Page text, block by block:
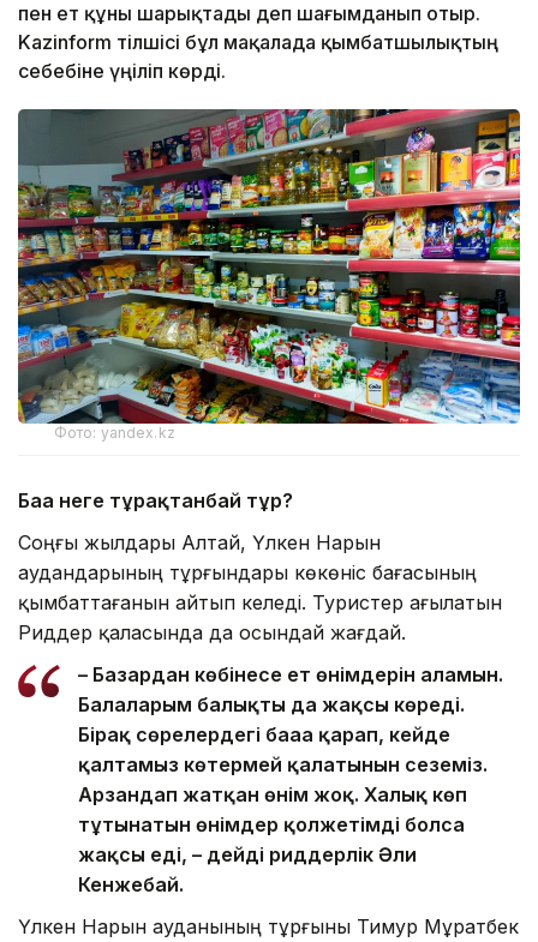
пен ет құны шарықтады деп шағымданып отыр.
Kazinform тілшісі бұл мақалада қымбатшылықтың
себебіне үңіліп көрді.
Фото: yandex.kz
Баға неге тұрақтанбай тұр?
Соңғы жылдары Алтай, Үлкен Нарын
аудандарының тұрғындары көкөніс бағасының
қымбаттағанын айтып келеді. Туристер ағылатын
Риддер қаласында да осындай жағдай.
– Базардан көбінесе ет өнімдерін аламын.
Балаларым балықты да жақсы көреді.
Бірақ сөрелердегі бағаға қарап, кейде
қалтамыз көтермей қалатынын сеземіз.
Арзандап жатқан өнім жоқ. Халық көп
тұтынатын өнімдер қолжетімді болса
жақсы еді, – дейді риддерлік Әли
Кенжебай.
Үлкен Нарын ауданының тұрғыны Тимур Мұратбек